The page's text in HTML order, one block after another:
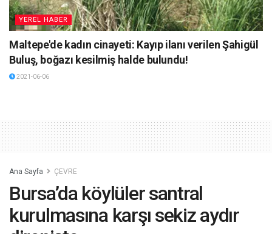
YEREL HABER
Maltepe'de kadın cinayeti: Kayıp ilanı verilen Şahigül
Buluş, boğazı kesilmiş halde bulundu!
2021-06-06
Ana Sayfa ÇEVRE
Bursa’da köylüler santral
kurulmasına karşı sekiz aydır